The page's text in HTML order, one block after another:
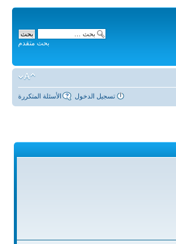
بحث متقدم
الأسئلة المتكررة تسجيل الدخول